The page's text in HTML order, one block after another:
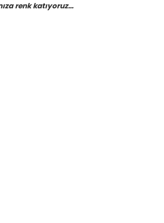
renk katıyoruz...